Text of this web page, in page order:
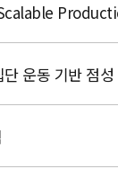
운동 기반 점